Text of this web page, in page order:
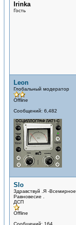
Irinka
Гость
Leon
Глобальный модератор
Offline
Сообщений: 6,482
Slo
Здравствуй .Я -Всемирное
Равновесие .
ДСП
Offline
Сообщений: 164